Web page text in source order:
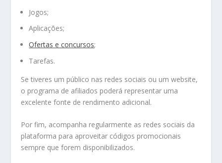
Jogos;
Aplicações;
Ofertas e concursos;
Tarefas.
Se tiveres um público nas redes sociais ou um website,
o programa de afiliados poderá representar uma
excelente fonte de rendimento adicional.
Por fim, acompanha regularmente as redes sociais da
plataforma para aproveitar códigos promocionais
sempre que forem disponibilizados.